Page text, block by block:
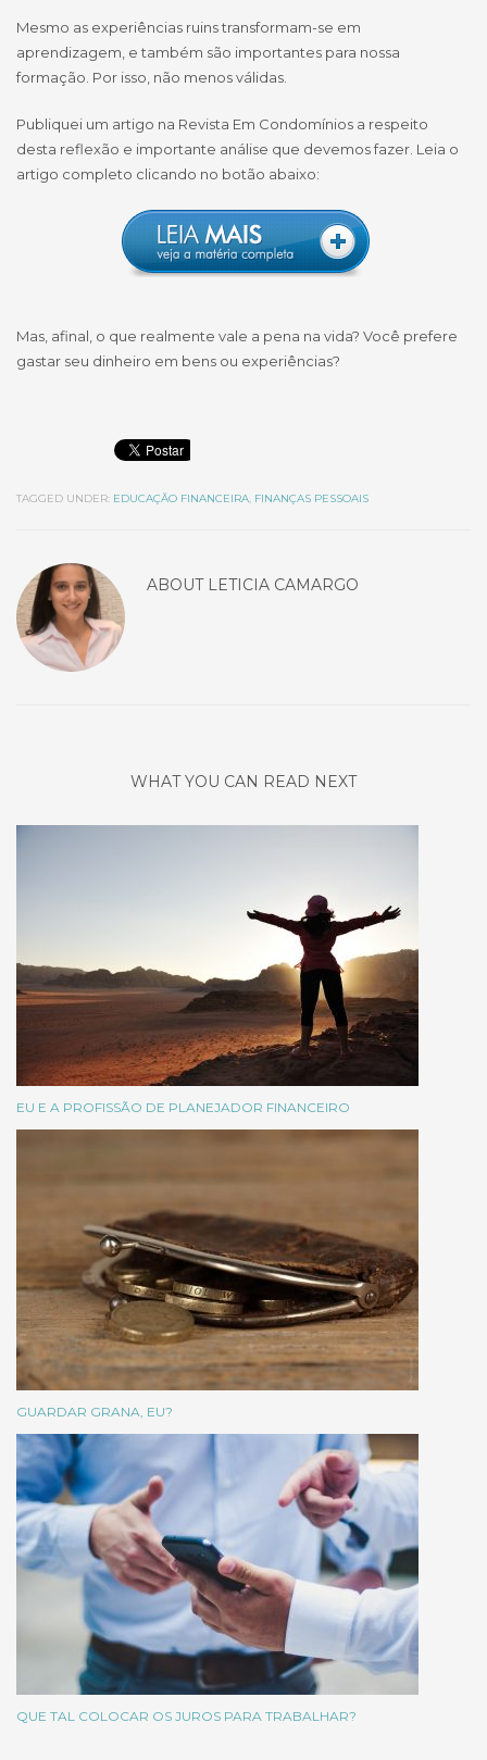
Mesmo as experiências ruins transformam-se em
aprendizagem, e também são importantes para nossa
formação. Por isso, não menos válidas.
Publiquei um artigo na Revista Em Condomínios a respeito
desta reflexão e importante análise que devemos fazer. Leia o
artigo completo clicando no botão abaixo:
Mas, afinal, o que realmente vale a pena na vida? Você prefere
gastar seu dinheiro em bens ou experiências?
TAGGED UNDER: EDUCAÇÃO FINANCEIRA, FINANÇAS PESSOAIS
ABOUT LETICIA CAMARGO
WHAT YOU CAN READ NEXT
EU E A PROFISSÃO DE PLANEJADOR FINANCEIRO
GUARDAR GRANA, EU?
QUE TAL COLOCAR OS JUROS PARA TRABALHAR?